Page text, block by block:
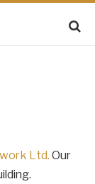
Ltd. Our